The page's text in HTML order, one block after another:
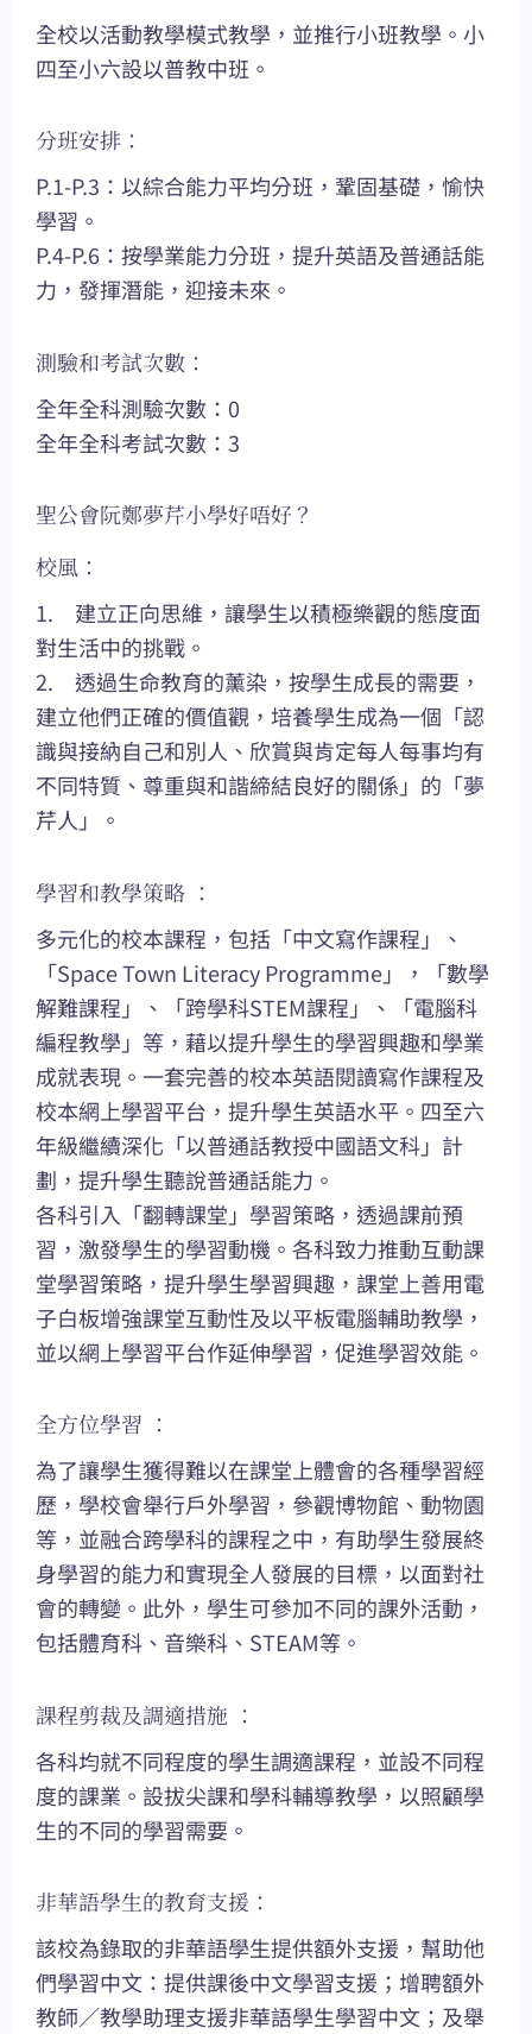
全校以活動教學模式教學，並推行小班教學。小
四至小六設以普教中班。
分班安排：
P.1-P.3：以綜合能力平均分班，鞏固基礎，愉快
學習。
P.4-P.6：按學業能力分班，提升英語及普通話能
力，發揮潛能，迎接未來。
測驗和考試次數：
全年全科測驗次數：0
全年全科考試次數：3
聖公會阮鄭夢芹小學好唔好？
校風：
1. 建立正向思維，讓學生以積極樂觀的態度面
對生活中的挑戰。
2. 透過生命教育的薰染，按學生成長的需要，
建立他們正確的價值觀，培養學生成為一個「認
識與接納自己和別人、欣賞與肯定每人每事均有
不同特質、尊重與和諧締結良好的關係」的「夢
芹人」。
學習和教學策略 ：
多元化的校本課程，包括「中文寫作課程」、
「Space Town Literacy Programme」，「數學
解難課程」、「跨學科STEM課程」、「電腦科
編程教學」等，藉以提升學生的學習興趣和學業
成就表現。一套完善的校本英語閱讀寫作課程及
校本網上學習平台，提升學生英語水平。四至六
年級繼續深化「以普通話教授中國語文科」計
劃，提升學生聽說普通話能力。
各科引入「翻轉課堂」學習策略，透過課前預
習，激發學生的學習動機。各科致力推動互動課
堂學習策略，提升學生學習興趣，課堂上善用電
子白板增強課堂互動性及以平板電腦輔助教學，
並以網上學習平台作延伸學習，促進學習效能。
全方位學習 ：
為了讓學生獲得難以在課堂上體會的各種學習經
歷，學校會舉行戶外學習，參觀博物館、動物園
等，並融合跨學科的課程之中，有助學生發展終
身學習的能力和實現全人發展的目標，以面對社
會的轉變。此外，學生可參加不同的課外活動，
包括體育科、音樂科、STEAM等。
課程剪裁及調適措施 ：
各科均就不同程度的學生調適課程，並設不同程
度的課業。設拔尖課和學科輔導教學，以照顧學
生的不同的學習需要。
非華語學生的教育支援：
該校為錄取的非華語學生提供額外支援，幫助他
們學習中文：提供課後中文學習支援；增聘額外
教師／教學助理支援非華語學生學習中文；及舉